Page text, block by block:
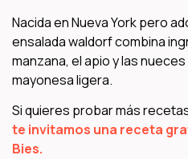
Nacida en Nueva York pero
ensalada waldorf combina
manzana, el apio y las
mayonesa ligera.
Si quieres probar más
te invitamos una receta
Bies.